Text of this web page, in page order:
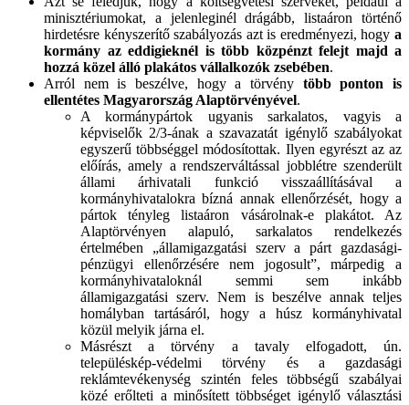
minisztériumokat, a jelenleginél drágább, listaáron történő
hirdetésre kényszerítő szabályozás azt is eredményezi, hogy a
kormány az eddigieknél is több közpénzt felejt majd a
hozzá közel álló plakátos vállalkozók zsebében.
Arról nem is beszélve, hogy a törvény több ponton is
ellentétes Magyarország Alaptörvényével.
A kormánypártok ugyanis sarkalatos, vagyis a
képviselők 2/3-ának a szavazatát igénylő szabályokat
egyszerű többséggel módosítottak. Ilyen egyrészt az az
előírás, amely a rendszerváltással jobblétre szenderült
állami árhivatali funkció visszaállításával a
kormányhivatalokra bízná annak ellenőrzését, hogy a
pártok tényleg listaáron vásárolnak-e plakátot. Az
Alaptörvényen alapuló, sarkalatos rendelkezés
értelmében „államigazgatási szerv a párt gazdasági-
pénzügyi ellenőrzésére nem jogosult”, márpedig a
kormányhivataloknál semmi sem inkább
államigazgatási szerv. Nem is beszélve annak teljes
homályban tartásáról, hogy a húsz kormányhivatal
közül melyik járna el.
Másrészt a törvény a tavaly elfogadott, ún.
településkép-védelmi törvény és a gazdasági
reklámtevékenység szintén feles többségű szabályai
közé erőlteti a minősített többséget igénylő választási